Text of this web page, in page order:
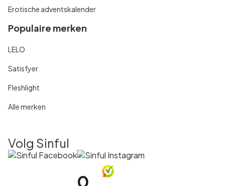
Erotische adventskalender
Populaire merken
LELO
Satisfyer
Fleshlight
Alle merken
Volg Sinful